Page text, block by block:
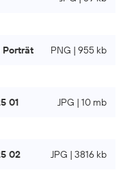
Porträt PNG | 955 kb
01 JPG | 10 mb
02 JPG | 3816 kb